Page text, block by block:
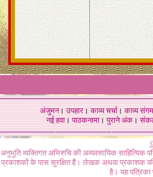
अंजुमन।उपहार।काव्य चर्चा।काव्य संगम
नई हवा। पाठकनामा। पुराने अंक।
अनुभूति व्यक्तिगत अभिरुचि की अव्यवसायिक
प्रकाशकों के पास सुरक्षित हैं। लेखक अथवा प्रकाशक की
है। यह पत्रिका